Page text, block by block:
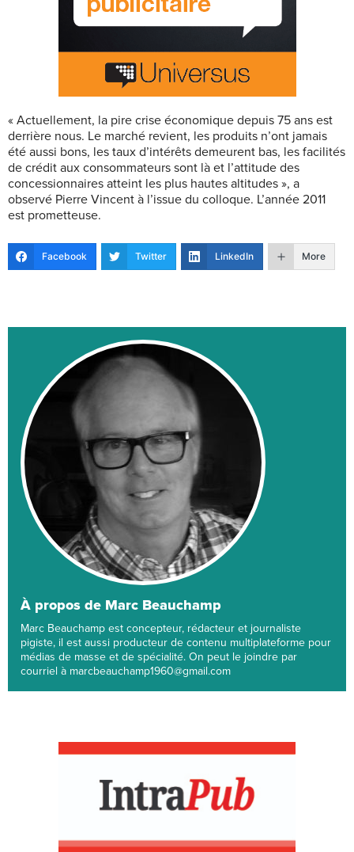
« Actuellement, la pire crise économique depuis 75 ans est
derrière nous. Le marché revient, les produits n’ont jamais
été aussi bons, les taux d’intérêts demeurent bas, les facilités
de crédit aux consommateurs sont là et l’attitude des
concessionnaires atteint les plus hautes altitudes », a
observé Pierre Vincent à l’issue du colloque. L’année 2011
est prometteuse.
Facebook Twitter LinkedIn More
À propos de Marc Beauchamp
Marc Beauchamp est concepteur, rédacteur et journaliste
pigiste, il est aussi producteur de contenu multiplateforme pour
médias de masse et de spécialité. On peut le joindre par
courriel à marcbeauchamp1960@gmail.com